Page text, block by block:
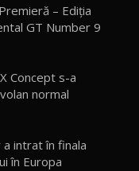
AutoBlog.MD
și Confortabil
/ AutoBlog.MD
Testat în
– Ediţia
GT Number 9
Concept s-a
normal
intrat în finala
în Europa